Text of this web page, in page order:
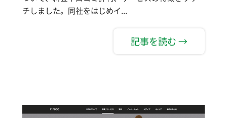
チしました。同社をはじめイ...
記事を読む →